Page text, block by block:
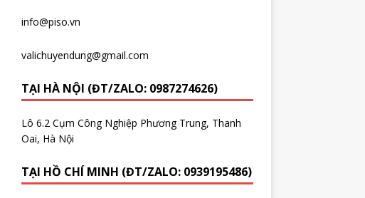
info@piso.vn
valichuyendung@gmail.com
TẠI HÀ NỘI (ĐT/ZALO: 0987274626)
Lô 6.2 Cụm Công Nghiệp Phương Trung, Thanh
Oai, Hà Nội
TẠI HỒ CHÍ MINH (ĐT/ZALO: 0939195486)